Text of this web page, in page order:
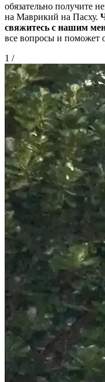
обязательно получите
на Маврикий на Пасху.
свяжитесь с нашим
все вопросы и поможет
1 /